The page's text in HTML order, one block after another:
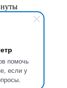
помочь
если у